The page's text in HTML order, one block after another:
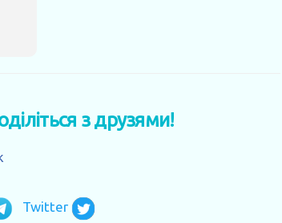
з друзями!
Twitter